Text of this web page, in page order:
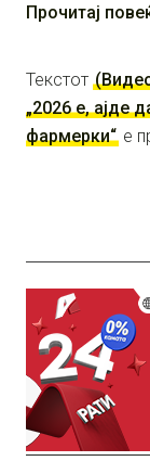
Прочитај
Текстот
„2026 е, ајде
фармерки“ е